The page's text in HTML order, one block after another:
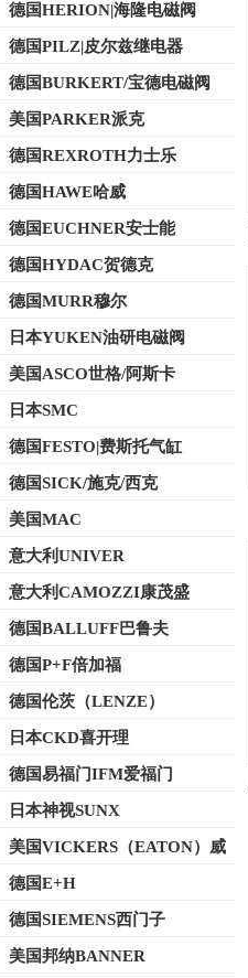
德国HERION|海隆电磁阀
德国PILZ|皮尔兹继电器
德国BURKERT/宝德电磁阀
美国PARKER派克
德国REXROTH力士乐
德国HAWE哈威
德国EUCHNER安士能
德国HYDAC贺德克
德国MURR穆尔
日本YUKEN油研电磁阀
美国ASCO世格/阿斯卡
日本SMC
德国FESTO|费斯托气缸
德国SICK/施克/西克
美国MAC
意大利UNIVER
意大利CAMOZZI康茂盛
德国BALLUFF巴鲁夫
德国P+F倍加福
德国伦茨（LENZE）
日本CKD喜开理
德国易福门IFM爱福门
日本神视SUNX
美国VICKERS（EATON）威
格士
德国E+H
德国SIEMENS西门子
美国邦纳BANNER